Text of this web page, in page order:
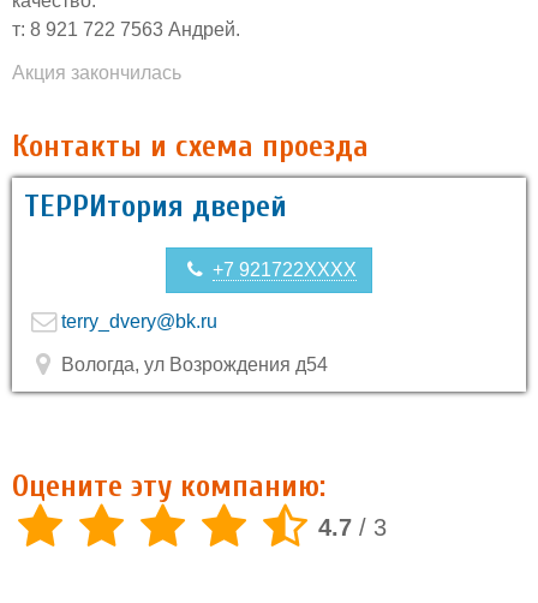
т: 8 921 722 7563 Андрей.
Акция закончилась
Контакты и схема проезда
ТЕРРИтория дверей
+7 921722XXXX
terry_dvery@bk.ru
Вологда, ул Возрождения д54
Оцените эту компанию:
4.7 / 3